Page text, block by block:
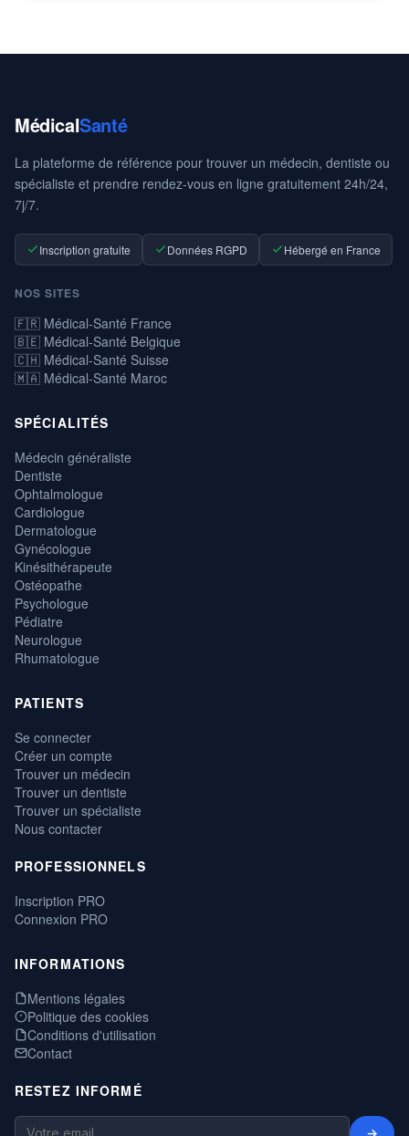
MédicalSanté
La plateforme de référence pour trouver un médecin, dentiste ou
spécialiste et prendre rendez-vous en ligne gratuitement 24h/24,
7j/7.
Inscription gratuite Données RGPD Hébergé en France
NOS SITES
🇫🇷 Médical-Santé France
🇧🇪 Médical-Santé Belgique
🇨🇭 Médical-Santé Suisse
🇲🇦 Médical-Santé Maroc
SPÉCIALITÉS
Médecin généraliste
Dentiste
Ophtalmologue
Cardiologue
Dermatologue
Gynécologue
Kinésithérapeute
Ostéopathe
Psychologue
Pédiatre
Neurologue
Rhumatologue
PATIENTS
Se connecter
Créer un compte
Trouver un médecin
Trouver un dentiste
Trouver un spécialiste
Nous contacter
PROFESSIONNELS
Inscription PRO
Connexion PRO
INFORMATIONS
Mentions légales
Politique des cookies
Conditions d'utilisation
Contact
RESTEZ INFORMÉ
→